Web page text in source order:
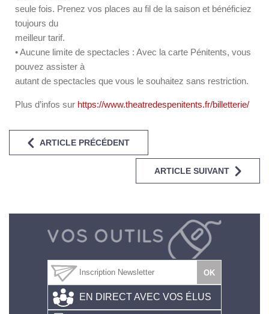
seule fois. Prenez vos places au fil de la saison et bénéficiez
toujours du
meilleur tarif.
• Aucune limite de spectacles : Avec la carte Pénitents, vous
pouvez assister à
autant de spectacles que vous le souhaitez sans restriction.
Plus d’infos sur https://www.theatredespenitents.fr/billetterie/
ARTICLE PRÉCÉDENT
ARTICLE SUIVANT
EN DIRECT AVEC VOS ÉLUS